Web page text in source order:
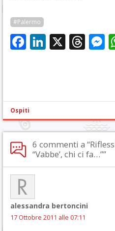
#Palermo
Facebook
LinkedIn
X
Ospiti
6 commenti a
“Vabbe’, chi ci fa…””
alessandra bertoncini
17 Ottobre 2011 alle 07:11